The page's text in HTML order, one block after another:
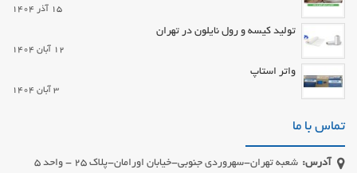
15 آذر 1404
تولید کیسه و رول نایلون در تهران
12 آبان 1404
واتر استاپ
3 آبان 1404
تماس با ما
آدرس:
شعبه تهران-سهروردی جنوبی-خیابان اورامان-پلاک 25 - واحد 5